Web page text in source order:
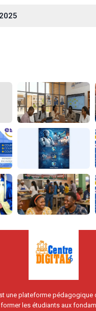
une plateforme pédagogique
les étudiants aux